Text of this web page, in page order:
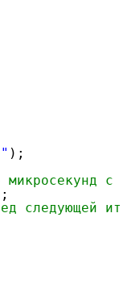
);
с
следующей